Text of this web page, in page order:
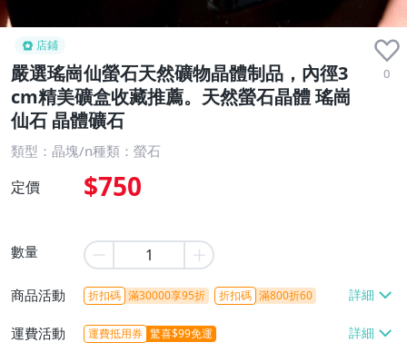
店鋪
嚴選瑤崗仙螢石天然礦物晶體制品，內徑3
cm精美礦盒收藏推薦。天然螢石晶體 瑤崗
仙石 晶體礦石
0
類型：晶塊/n種類：螢石
定價 $750
數量
商品活動 折扣碼 滿30000享95折 折扣碼 滿800折60
運費活動 運費抵用券 驚喜$99免運